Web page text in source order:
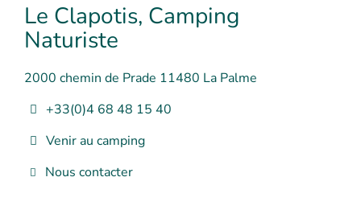
Le Clapotis, Camping
Naturiste
2000 chemin de Prade 11480 La Palme
+33(0)4 68 48 15 40
Venir au camping
Nous contacter